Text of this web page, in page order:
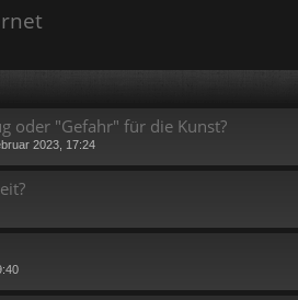
oder "Gefahr" für die Kunst?
2023, 17:24